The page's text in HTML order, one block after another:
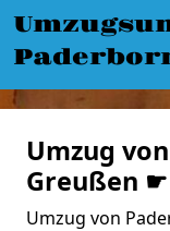
Umzug
Greußen
Umzug von